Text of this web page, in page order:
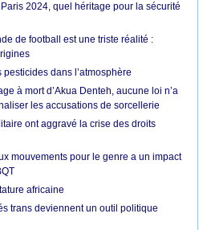
2024, quel héritage pour la sécurité
de football est une triste réalité :
dans l’atmosphère
à mort d’Akua Denteh, aucune loi n’a
les accusations de sorcellerie
ont aggravé la crise des droits
mouvements pour le genre a un impact
africaine
trans deviennent un outil politique